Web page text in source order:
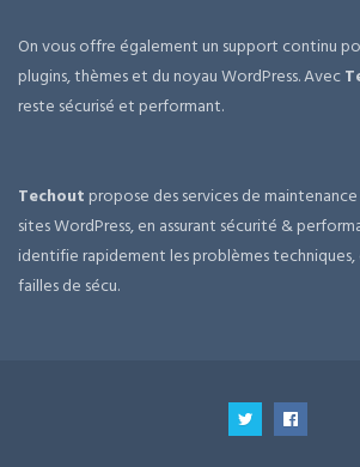
On vous offre également un support continu
plugins, thèmes et du noyau WordPress. Avec
reste sécurisé et performant.
Techout propose des services de
sites WordPress, en assurant sécurité &
identifie rapidement les problèmes techniques,
failles de sécu.